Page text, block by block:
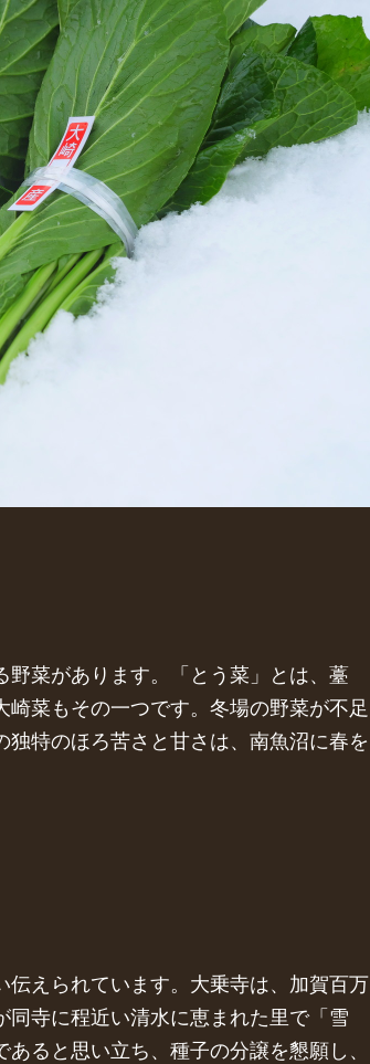
菜があります。「とう菜」とは、薹
崎菜もその一つです。冬場の野菜が不足
特のほろ苦さと甘さは、南魚沼に春を
えられています。大乗寺は、加賀百万
寺に程近い清水に恵まれた里で「雪
ると思い立ち、種子の分譲を懇願し、